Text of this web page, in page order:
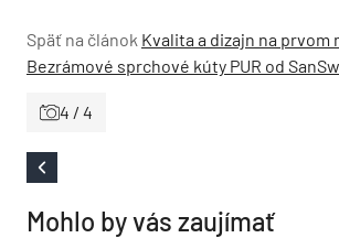
Späť na článok Kvalita a dizajn na prvom
Bezrámové sprchové kúty PUR od
4 / 4
Mohlo by vás zaujímať